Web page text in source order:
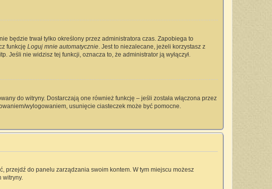
będzie trwał tylko określony przez administratora czas. Zapobiega to
funkcję Loguj mnie automatycznie. Jest to niezalecane, jeżeli korzystasz z
Jeśli nie widzisz tej funkcji, oznacza to, że administrator ją wyłączył.
do witryny. Dostarczają one również funkcję – jeśli została włączona przez
wylogowaniem, usunięcie ciasteczek może być pomocne.
przejdź do panelu zarządzania swoim kontem. W tym miejscu możesz
witryny.